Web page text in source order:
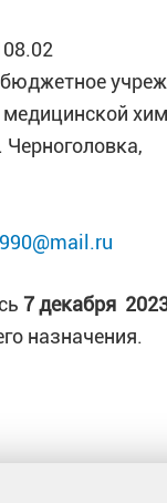
Черноголовка,
7 декабря
назначения.